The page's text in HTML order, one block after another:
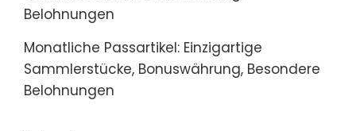
Belohnungen
Monatliche Passartikel: Einzigartige
Sammlerstücke, Bonuswährung, Besondere
Belohnungen